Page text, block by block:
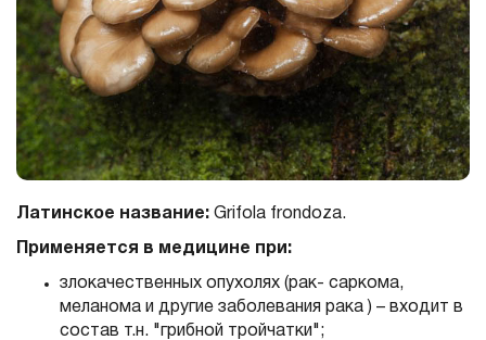
Латинское название: Grifola frondoza.
Применяется в медицине при:
злокачественных опухолях (рак- саркома,
меланома и другие заболевания рака ) – входит в
состав т.н. "грибной тройчатки";